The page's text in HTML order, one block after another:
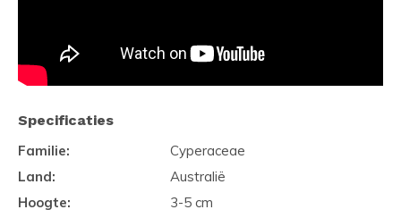
Specificaties
Familie:
Cyperaceae
Land:
Australië
Hoogte:
3-5 cm